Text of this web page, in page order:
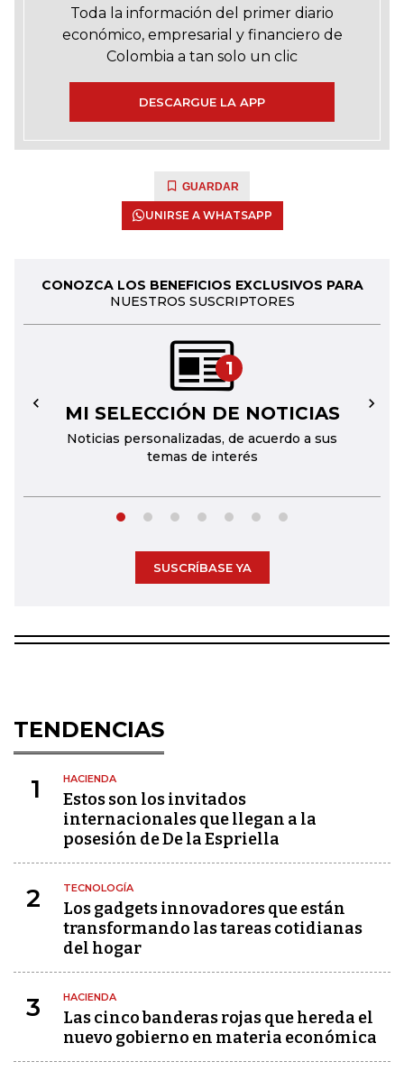
Toda la información del primer diario
económico, empresarial y financiero de
Colombia a tan solo un clic
DESCARGUE LA APP
GUARDAR
UNIRSE A WHATSAPP
CONOZCA LOS BENEFICIOS EXCLUSIVOS PARA
NUESTROS SUSCRIPTORES
1
MI SELECCIÓN DE NOTICIAS
Noticias personalizadas, de acuerdo a sus
temas de interés
← →
SUSCRÍBASE YA
TENDENCIAS
1 HACIENDA
Estos son los invitados
internacionales que llegan a la
posesión de De la Espriella
2 TECNOLOGÍA
Los gadgets innovadores que están
transformando las tareas cotidianas
del hogar
3 HACIENDA
Las cinco banderas rojas que hereda el
nuevo gobierno en materia económica